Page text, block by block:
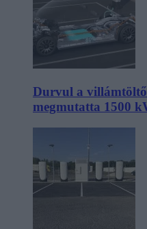
Durvul a
megmutatta 1500